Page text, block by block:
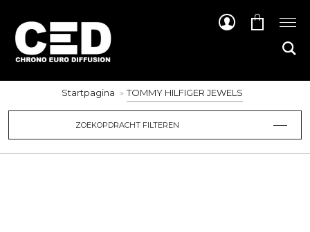
Startpagina TOMMY HILFIGER JEWELS
ZOEKOPDRACHT FILTEREN